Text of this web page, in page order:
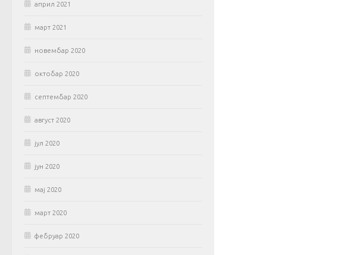
април 2021
март 2021
новембар 2020
октобар 2020
септембар 2020
август 2020
јул 2020
јун 2020
мај 2020
март 2020
фебруар 2020